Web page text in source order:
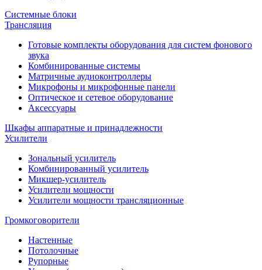
Системные блоки
Трансляция
Готовые комплекты оборудования для систем фонового
звука
Комбинированные системы
Матричные аудиоконтроллеры
Микрофоны и микрофонные панели
Оптическое и сетевое оборудование
Аксессуары
Шкафы аппаратные и принадлежности
Усилители
Зональный усилитель
Комбинированный усилитель
Микшер-усилитель
Усилители мощности
Усилители мощности трансляционные
Громкоговорители
Настенные
Потолочные
Рупорные